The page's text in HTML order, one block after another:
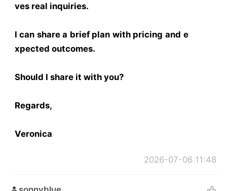
ves real inquiries.
I can share a brief plan with pricing and e
xpected outcomes.
Should I share it with you?
Regards,
Veronica
2026-07-06 11:48